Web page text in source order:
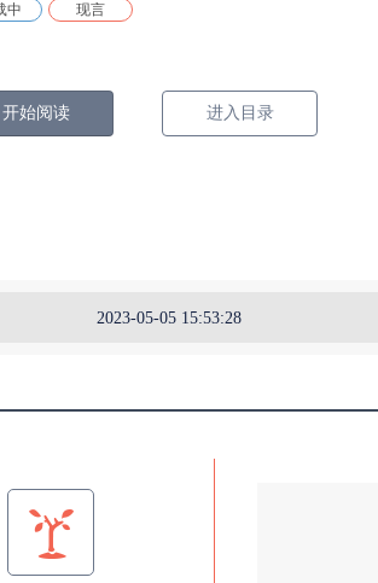
中
现言
开始阅读 进入目录
2023-05-05 15:53:28